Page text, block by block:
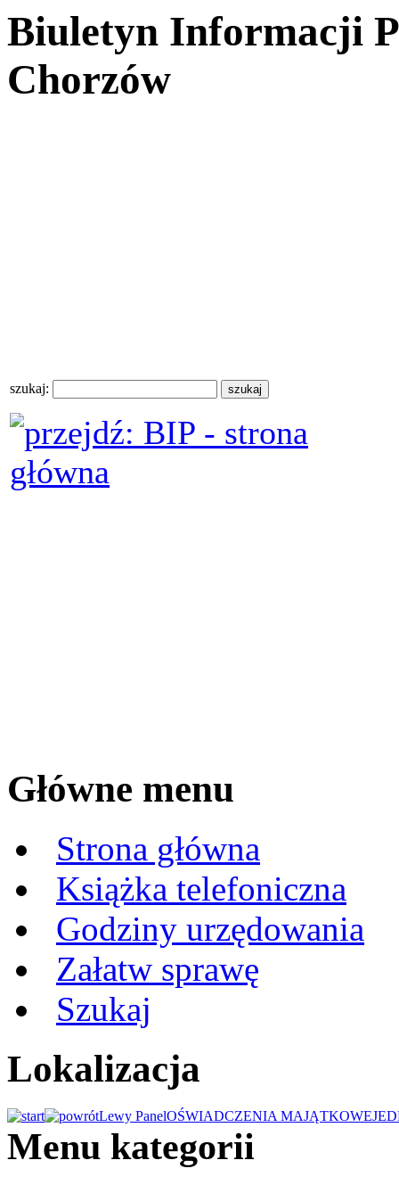
Biuletyn Informacji
Chorzów
szukaj:
Główne menu
Strona główna
Książka telefoniczna
Godziny urzędowania
Załatw sprawę
Szukaj
Lokalizacja
Lewy PanelOŚWIADCZENIA MAJĄTKOWE
Menu kategorii